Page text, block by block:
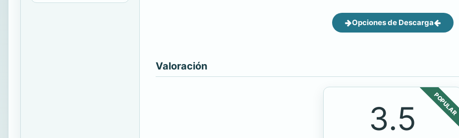
Opciones de Descarga
Valoración
POPULAR
3.5